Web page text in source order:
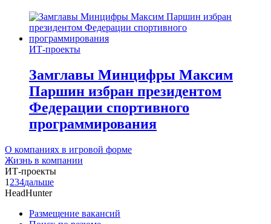
ИТ-проекты
Замглавы Минцифры Максим
Паршин избран президентом
Федерации спортивного
программирования
О компаниях в игровой форме
Жизнь в компании
ИТ-проекты
1 234дальше
HeadHunter
Размещение вакансий